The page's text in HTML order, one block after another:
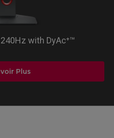
with DyAc⁺™
Plus